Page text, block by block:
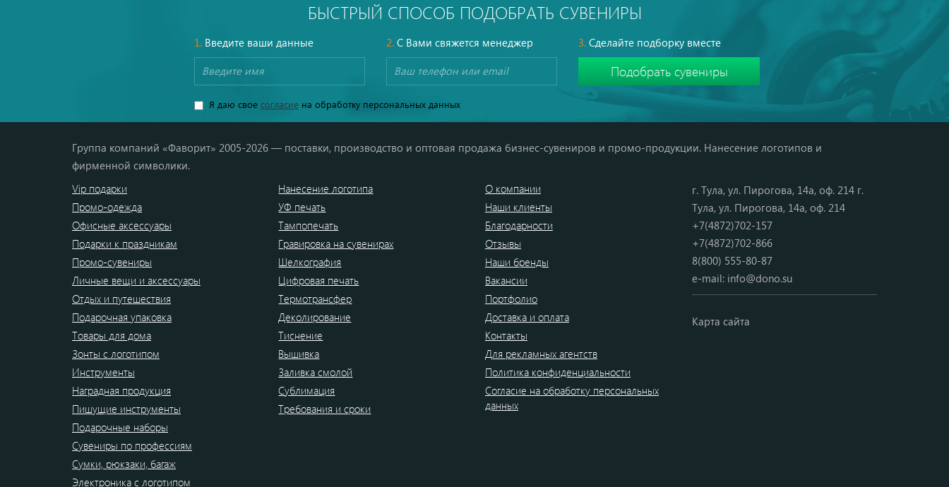
БЫСТРЫЙ СПОСОБ ПОДОБРАТЬ СУВЕНИРЫ
1.Введите ваши данные 2.С Вами свяжется менеджер 3. Сделайте подборку вместе
Я даю свое согласиена обработку персональных данных
Группа компаний «Фаворит» 2005-2026 — поставки, производство и оптовая продажа бизнес-сувениров и промо-продукции. Нанесение логотипов и
фирменной символики.
Vip подарки
Промо-одежда
Офисные аксессуары
Подарки к праздникам
Промо-сувениры
Личные вещи и аксессуары
Отдых и путешествия
Подарочная упаковка
Товары для дома
Зонты с логотипом
Инструменты
Наградная продукция
Пишущие инструменты
Подарочные наборы
Сувениры по профессиям
Сумки, рюкзаки, багаж
Электроника с логотипом
Нанесение логотипа
УФ печать
Тампопечать
Гравировка на сувенирах
Шелкография
Цифровая печать
Термотрансфер
Деколирование
Тиснение
Вышивка
Заливка смолой
Сублимация
Требования и сроки
О компании
Наши клиенты
Благодарности
Отзывы
Наши бренды
Вакансии
Портфолио
Доставка и оплата
Контакты
Для рекламных агентств
Политика конфиденциальности
Согласие на обработку персональных
данных
г. Тула, ул. Пирогова, 14а, оф. 214 г.
Тула, ул. Пирогова, 14а, оф. 214
+7(4872)702-157
+7(4872)702-866
8(800) 555-80-87
e-mail: info@dono.su
Карта сайта